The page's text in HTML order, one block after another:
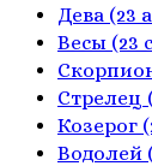
Дева (23
Весы (23
Стрелец
Козерог
Водолей